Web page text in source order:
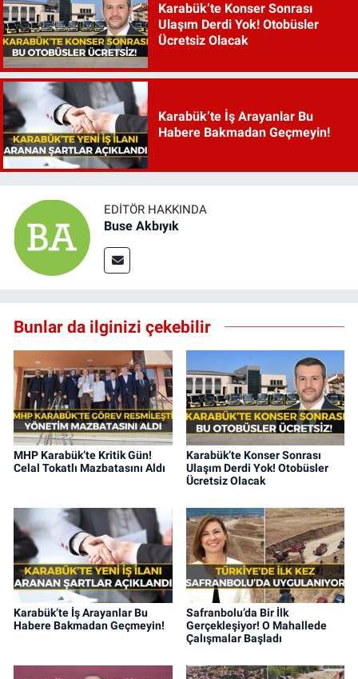
Karabük’te Konser Sonrası
Ulaşım Derdi Yok! Otobüsler
Ücretsiz Olacak
Karabük’te İş Arayanlar Bu
Habere Bakmadan Geçmeyin!
EDITÖR HAKKINDA
Buse Akbıyık
Bunlar da ilginizi çekebilir
MHP Karabük’te Kritik Gün!
Celal Tokatlı Mazbatasını Aldı
Karabük’te Konser Sonrası
Ulaşım Derdi Yok! Otobüsler
Ücretsiz Olacak
Karabük’te İş Arayanlar Bu
Habere Bakmadan Geçmeyin!
Safranbolu’da Bir İlk
Gerçekleşiyor! O Mahallede
Çalışmalar Başladı